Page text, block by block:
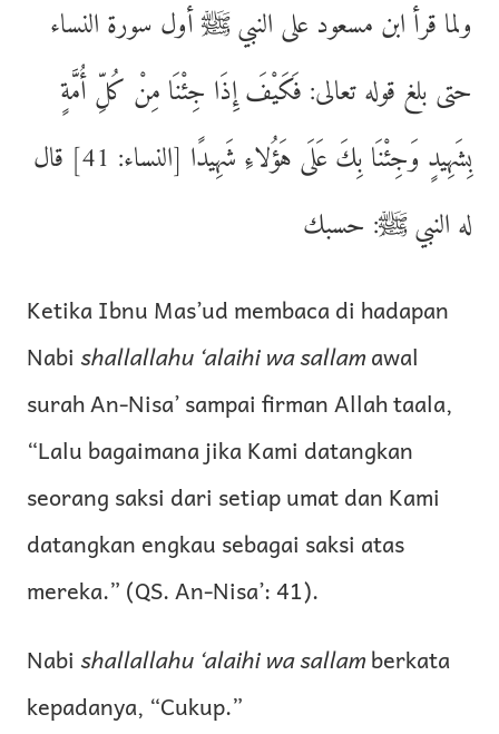
ولما قرأ ابن مسعود على النبي ﷺ أول سورة النساء
حتى بلغ قوله تعالى: فَكَيْفَ إِذَا جِئْنَا مِنْ كُلِّ أُمَّةٍ
بِشَهِيدٍ وَجِئْنَا بِكَ عَلَى هَؤُلاءِ شَهِيدًا [النساء: 41] قال
له النبي ﷺ: حسبك
Ketika Ibnu Mas’ud membaca di hadapan
Nabi shallallahu ‘alaihi wa sallamawal
surah An-Nisa’ sampai firman Allah taala,
“Lalu bagaimana jika Kami datangkan
seorang saksi dari setiap umat dan Kami
datangkan engkau sebagai saksi atas
mereka.” (QS. An-Nisa’: 41).
Nabi shallallahu ‘alaihi wa sallamberkata
kepadanya, “Cukup.”